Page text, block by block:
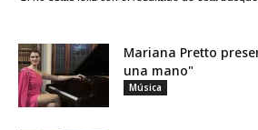
Mariana Pretto
una mano"
Música